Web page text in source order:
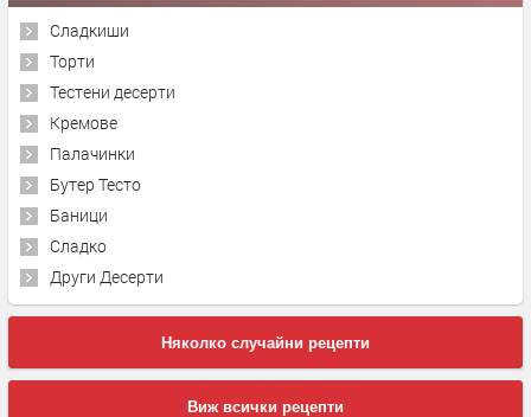
Сладкиши
Торти
Тестени десерти
Кремове
Палачинки
Бутер Тесто
Баници
Сладко
Други Десерти
Няколко случайни рецепти
Виж всички рецепти